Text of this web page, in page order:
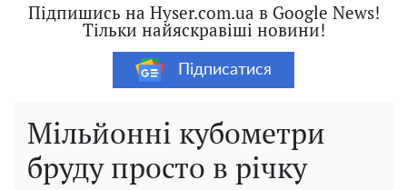
Підпишись на Hyser.com.ua в Google News!
Тільки найяскравіші новини!
Підписатися
Мільйонні кубометри
бруду просто в річку